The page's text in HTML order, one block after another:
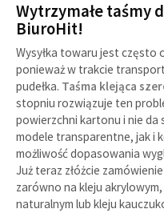
Wytrzymałe taśmy
BiuroHit!
Wysyłka towaru jest często
ponieważ w trakcie
pudełka. Taśma klejąca
stopniu rozwiązuje ten
powierzchni kartonu i nie da
modele transparentne, jak i
możliwość dopasowania
Już teraz złóżcie
zarówno na kleju
naturalnym lub kleju